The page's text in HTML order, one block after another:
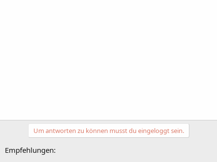
Um antworten zu können musst du eingeloggt sein.
Empfehlungen: